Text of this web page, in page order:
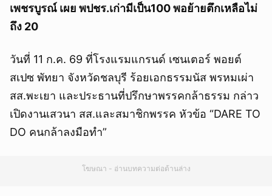
เพชรบูรณ์ เผย พปชร.เก่ามีเป็น100 พอย้ายตึกเหลือไม่
ถึง 20
วันที่ 11 ก.ค. 69 ที่โรงแรมแกรนด์ เซนเตอร์ พอยต์
สเปซ พัทยา จังหวัดชลบุรี ร้อยเอกธรรมนัส พรหมเผ่า
สส.พะเยา และประธานที่ปรึกษาพรรคกล้าธรรม กล่าว
เปิดงานเสวนา สส.และสมาชิกพรรค หัวข้อ “DARE TO
DO คนกล้าลงมือทำ”
โฆษณา - อ่านบทความต่อด้านล่าง